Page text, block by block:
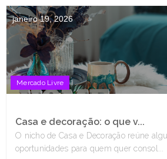
janeiro 19, 2026
Mercado Livre
Casa e decoração: o que v...
O nicho de Casa e Decoração reúne
oportunidades para quem quer consol...